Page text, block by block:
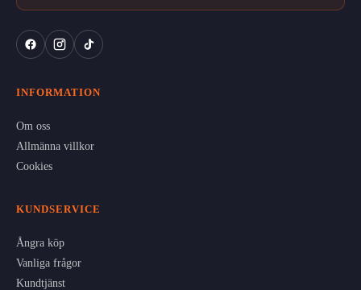
INFORMATION
Om oss
Allmänna villkor
Cookies
KUNDSERVICE
Ångra köp
Vanliga frågor
Kundtjänst